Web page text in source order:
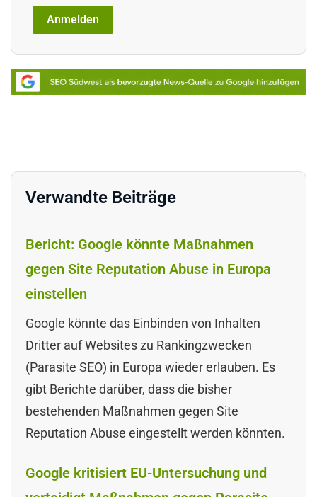
Verwandte Beiträge
Bericht: Google könnte Maßnahmen
gegen Site Reputation Abuse in Europa
einstellen
Google könnte das Einbinden von Inhalten
Dritter auf Websites zu Rankingzwecken
(Parasite SEO) in Europa wieder erlauben. Es
gibt Berichte darüber, dass die bisher
bestehenden Maßnahmen gegen Site
Reputation Abuse eingestellt werden könnten.
Google kritisiert EU-Untersuchung und